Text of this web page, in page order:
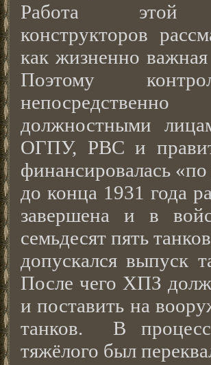
Работа этой
конструкторов
как жизненно
Поэтому
должностными
ОГПУ, РВС и
финансировалась
до конца 1931 года
завершена и в
семьдесят пять
допускался выпуск
После чего ХПЗ
и поставить на
танков. В
тяжёлого был